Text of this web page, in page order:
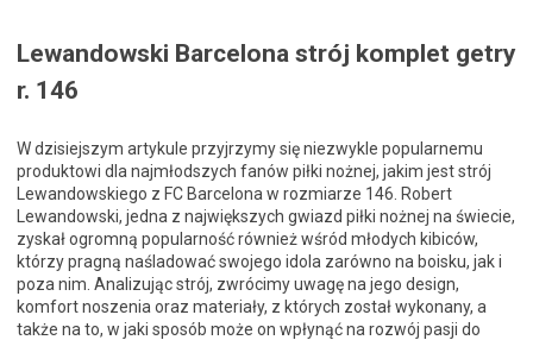
Lewandowski Barcelona strój komplet getry
r. 146
W dzisiejszym artykule przyjrzymy się niezwykle popularnemu
produktowi dla najmłodszych fanów piłki nożnej, jakim jest strój
Lewandowskiego z FC Barcelona w rozmiarze 146. Robert
Lewandowski, jedna z największych gwiazd piłki nożnej na świecie,
zyskał ogromną popularność również wśród młodych kibiców,
którzy pragną naśladować swojego idola zarówno na boisku, jak i
poza nim. Analizując strój, zwrócimy uwagę na jego design,
komfort noszenia oraz materiały, z których został wykonany, a
także na to, w jaki sposób może on wpłynąć na rozwój pasji do